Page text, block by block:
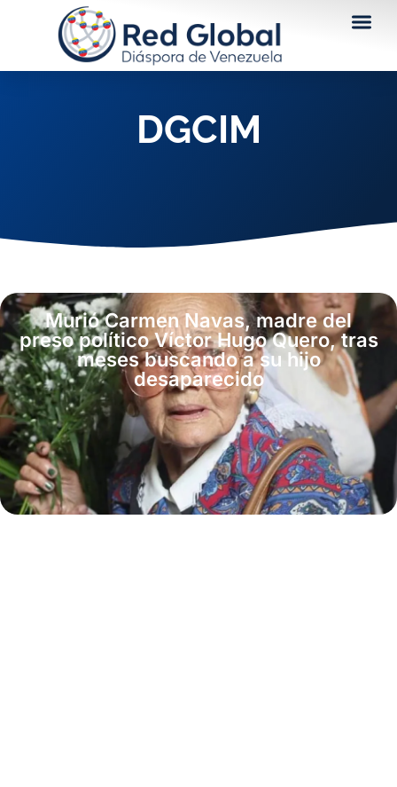
DGCIM
Murió Carmen Navas, madre del
preso político Víctor Hugo Quero, tras
meses buscando a su hijo
desaparecido